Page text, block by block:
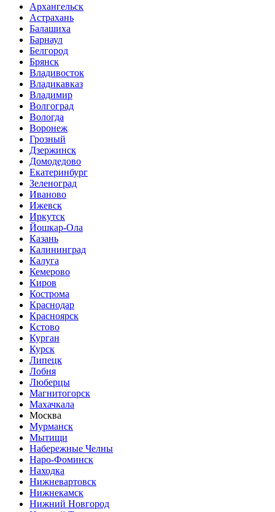
Архангельск
Астрахань
Балашиха
Барнаул
Белгород
Брянск
Владивосток
Владикавказ
Владимир
Волгоград
Вологда
Воронеж
Грозный
Дзержинск
Домодедово
Екатеринбург
Зеленоград
Иваново
Ижевск
Иркутск
Йошкар-Ола
Казань
Калининград
Калуга
Кемерово
Киров
Кострома
Краснодар
Красноярск
Кстово
Курган
Курск
Липецк
Лобня
Люберцы
Магнитогорск
Махачкала
Москва
Мурманск
Мытищи
Набережные Челны
Наро-Фоминск
Находка
Нижневартовск
Нижнекамск
Нижний Новгород